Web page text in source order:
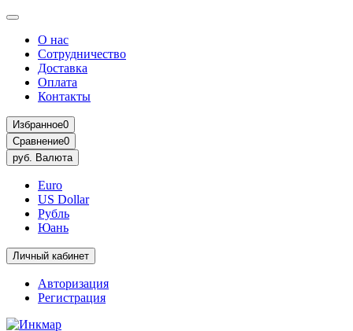
О нас
Сотрудничество
Доставка
Оплата
Контакты
Избранное0
Сравнение0
руб. Валюта
Euro
US Dollar
Рубль
Юань
Личный кабинет
Авторизация
Регистрация